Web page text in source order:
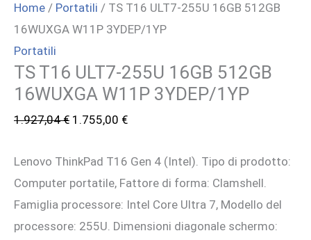
Home / Portatili / TS T16 ULT7-255U 16GB 512GB
16WUXGA W11P 3YDEP/1YP
Portatili
TS T16 ULT7-255U 16GB 512GB
16WUXGA W11P 3YDEP/1YP
1.927,04€ Il
originale
era:
1.927,04 €.
1.755,00 €Il
attuale
è:
1.755,00 €.
Lenovo ThinkPad T16 Gen 4 (Intel). Tipo di prodotto:
Computer portatile, Fattore di forma: Clamshell.
Famiglia processore: Intel Core Ultra 7, Modello del
processore: 255U. Dimensioni diagonale schermo: